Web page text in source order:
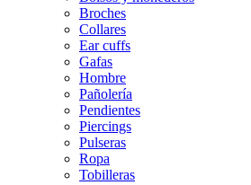
Broches
Collares
Ear cuffs
Gafas
Hombre
Pañolería
Pendientes
Piercings
Pulseras
Ropa
Tobilleras